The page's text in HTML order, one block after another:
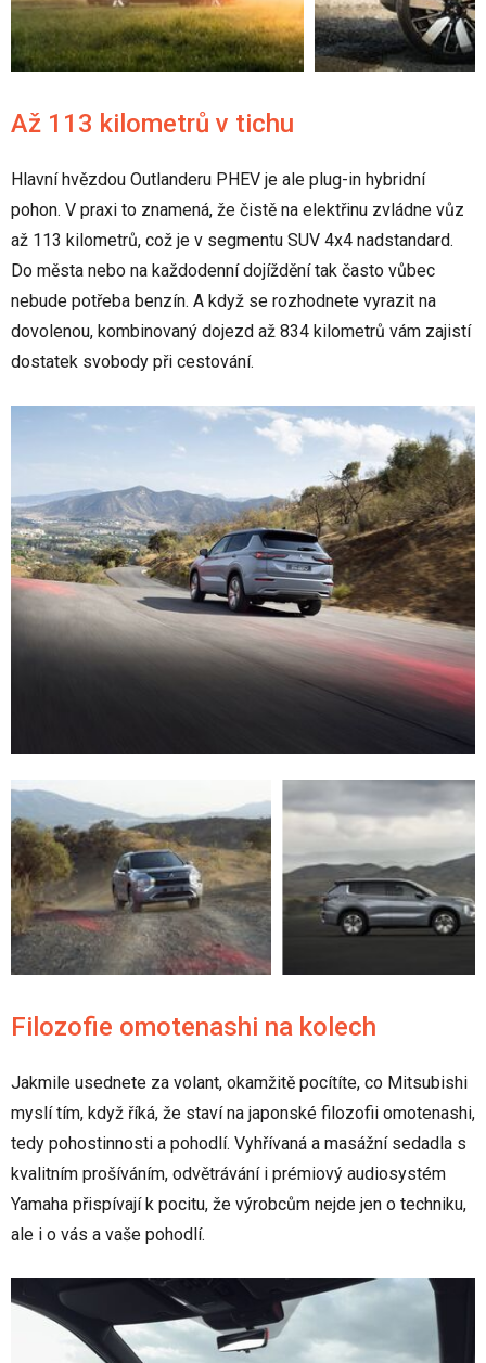
Až 113 kilometrů v tichu
Hlavní hvězdou Outlanderu PHEV je ale plug-in hybridní
pohon. V praxi to znamená, že čistě na elektřinu zvládne vůz
až 113 kilometrů, což je v segmentu SUV 4x4 nadstandard.
Do města nebo na každodenní dojíždění tak často vůbec
nebude potřeba benzín. A když se rozhodnete vyrazit na
dovolenou, kombinovaný dojezd až 834 kilometrů vám zajistí
dostatek svobody při cestování.
Filozofie omotenashi na kolech
Jakmile usednete za volant, okamžitě pocítíte, co Mitsubishi
myslí tím, když říká, že staví na japonské filozofii omotenashi,
tedy pohostinnosti a pohodlí. Vyhřívaná a masážní sedadla s
kvalitním prošíváním, odvětrávání i prémiový audiosystém
Yamaha přispívají k pocitu, že výrobcům nejde jen o techniku,
ale i o vás a vaše pohodlí.